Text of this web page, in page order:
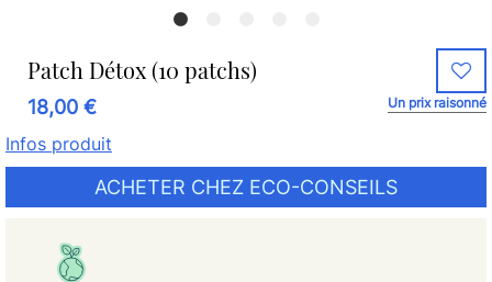
Patch Détox (10 patchs)
18,00 € Un prix raisonné
Infos produit
ACHETER CHEZ ECO-CONSEILS